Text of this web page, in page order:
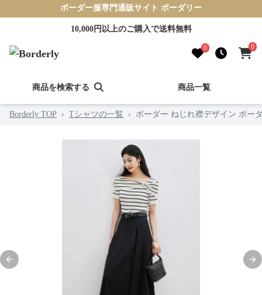
ボーダー服専門通販サイト ボーダリー
10,000円以上のご購入で送料無料
0 0
商品を検索する 商品一覧
Borderly TOP › Tシャツの一覧 › ボーダー ねじれ襟デザイン ボー
Previous slide